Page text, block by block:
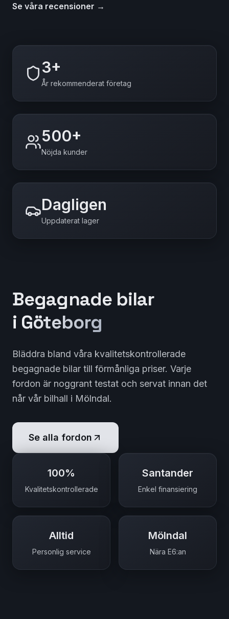
Se våra recensioner →
3+
År rekommenderat företag
500+
Nöjda kunder
Dagligen
Uppdaterat lager
Begagnade bilar
i Göteborg
Bläddra bland våra kvalitetskontrollerade
begagnade bilar till förmånliga priser. Varje
fordon är noggrant testat och servat innan det
når vår bilhall i Mölndal.
Se alla fordon
100%
Kvalitetskontrollerade
Santander
Enkel finansiering
Alltid
Personlig service
Mölndal
Nära E6:an